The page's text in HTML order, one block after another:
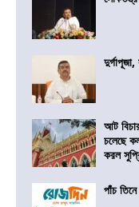
আট
চলেছে
করল
পাঁচ